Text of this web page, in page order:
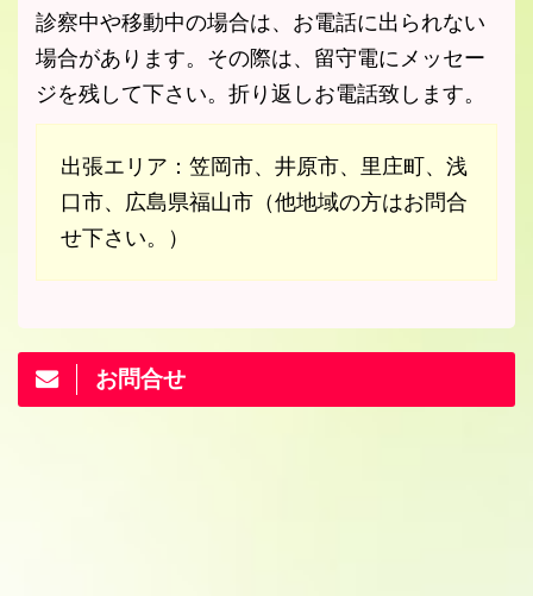
診察中や移動中の場合は、お電話に出られない
場合があります。その際は、留守電にメッセー
ジを残して下さい。折り返しお電話致します。
出張エリア：笠岡市、井原市、里庄町、浅
口市、広島県福山市（他地域の方はお問合
せ下さい。）
お問合せ